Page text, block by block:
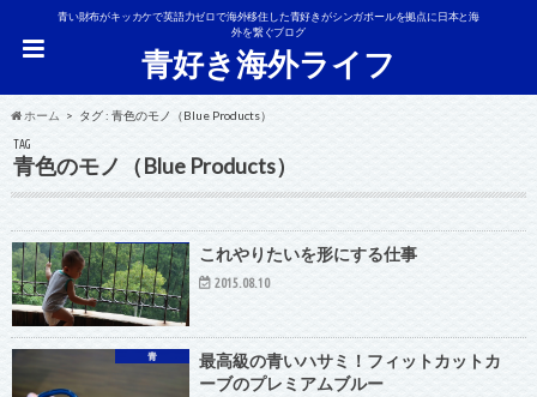
青い財布がキッカケで英語力ゼロで海外移住した青好きがシンガポールを拠点に日本と海
外を繋ぐブログ
青好き海外ライフ
ホーム タグ : 青色のモノ（Blue Products）
TAG
青色のモノ（Blue Products）
これやりたいを形にする仕事
2015.08.10
青
最高級の青いハサミ！フィットカットカ
ーブのプレミアムブルー